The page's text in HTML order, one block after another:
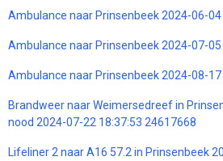
Ambulance naar Prinsenbeek 2024-06-
Ambulance naar Prinsenbeek 2024-07-05
Ambulance naar Prinsenbeek 2024-08-
Brandweer naar Weimersedreef in
nood 2024-07-22 18:37:53 24617668
Lifeliner 2 naar A16 57.2 in Prinsenbeek